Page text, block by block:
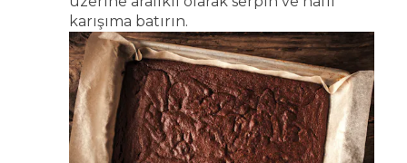
karışıma batırın.